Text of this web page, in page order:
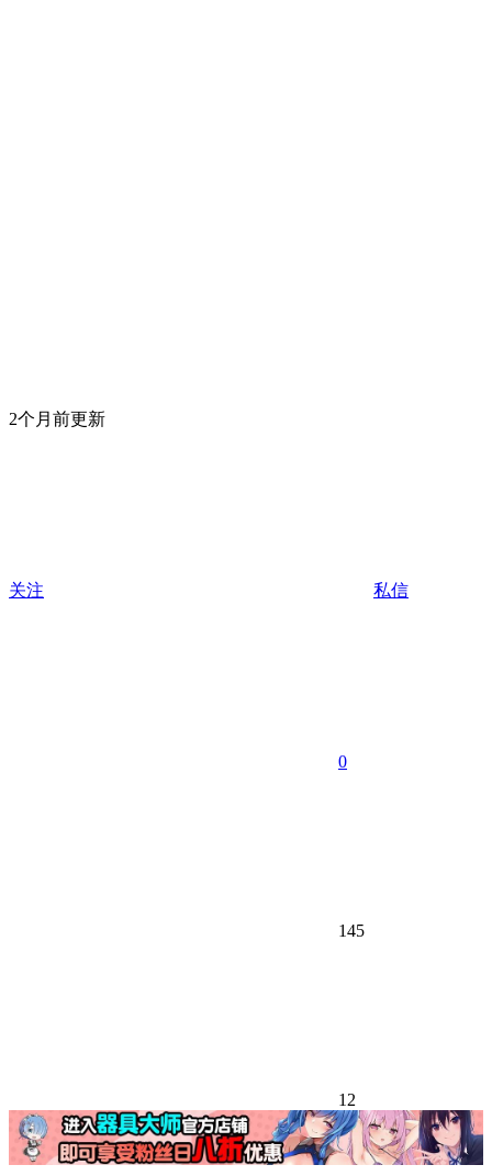
2个月前更新
关注 私信
0
145
12